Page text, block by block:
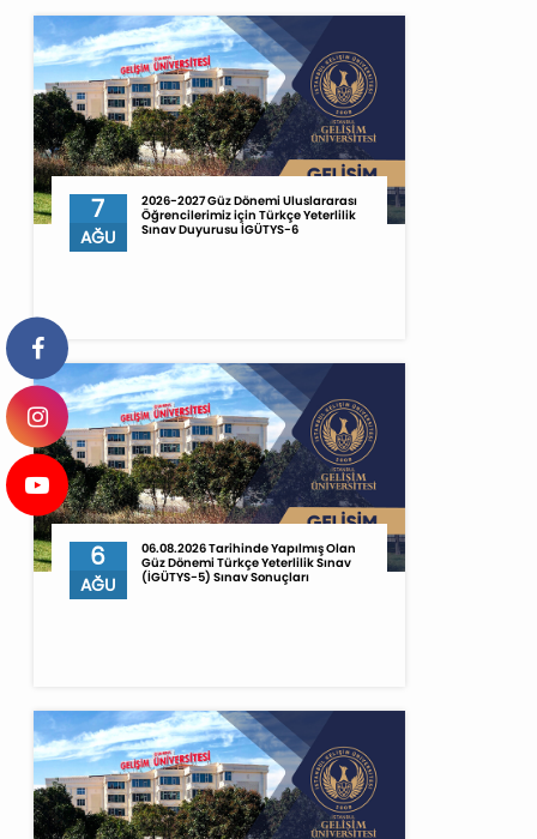
7
AĞU
2026-2027 Güz Dönemi Uluslararası
Öğrencilerimiz için Türkçe Yeterlilik
Sınav Duyurusu İGÜTYS-6
6
AĞU
06.08.2026 Tarihinde Yapılmış Olan
Güz Dönemi Türkçe Yeterlilik Sınav
(İGÜTYS-5) Sınav Sonuçları